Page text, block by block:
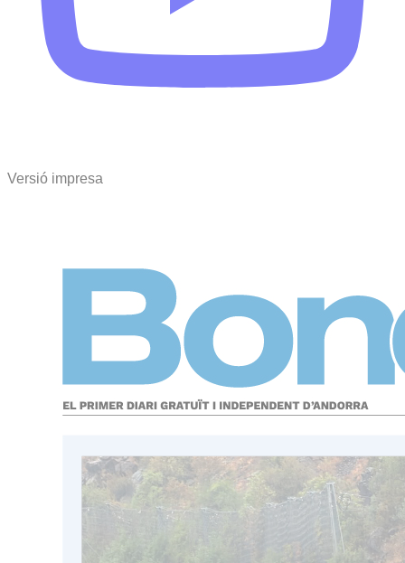
Versió impresa